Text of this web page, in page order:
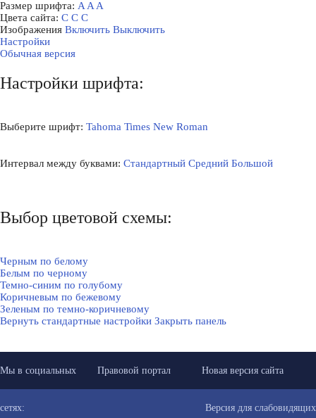
Размер шрифта: A A A
Цвета сайта: С С С
Изображения Включить Выключить
Настройки
Обычная версия
Настройки шрифта:
Выберите шрифт: Tahoma Times New Roman
Интервал между буквами: Стандартный Средний Большой
Выбор цветовой схемы:
Черным по белому
Белым по черному
Темно-синим по голубому
Коричневым по бежевому
Зеленым по темно-коричневому
Вернуть стандартные настройки Закрыть панель
Мы в социальных
сетях:
Правовой портал Новая версия сайта
Версия для слабовидящих